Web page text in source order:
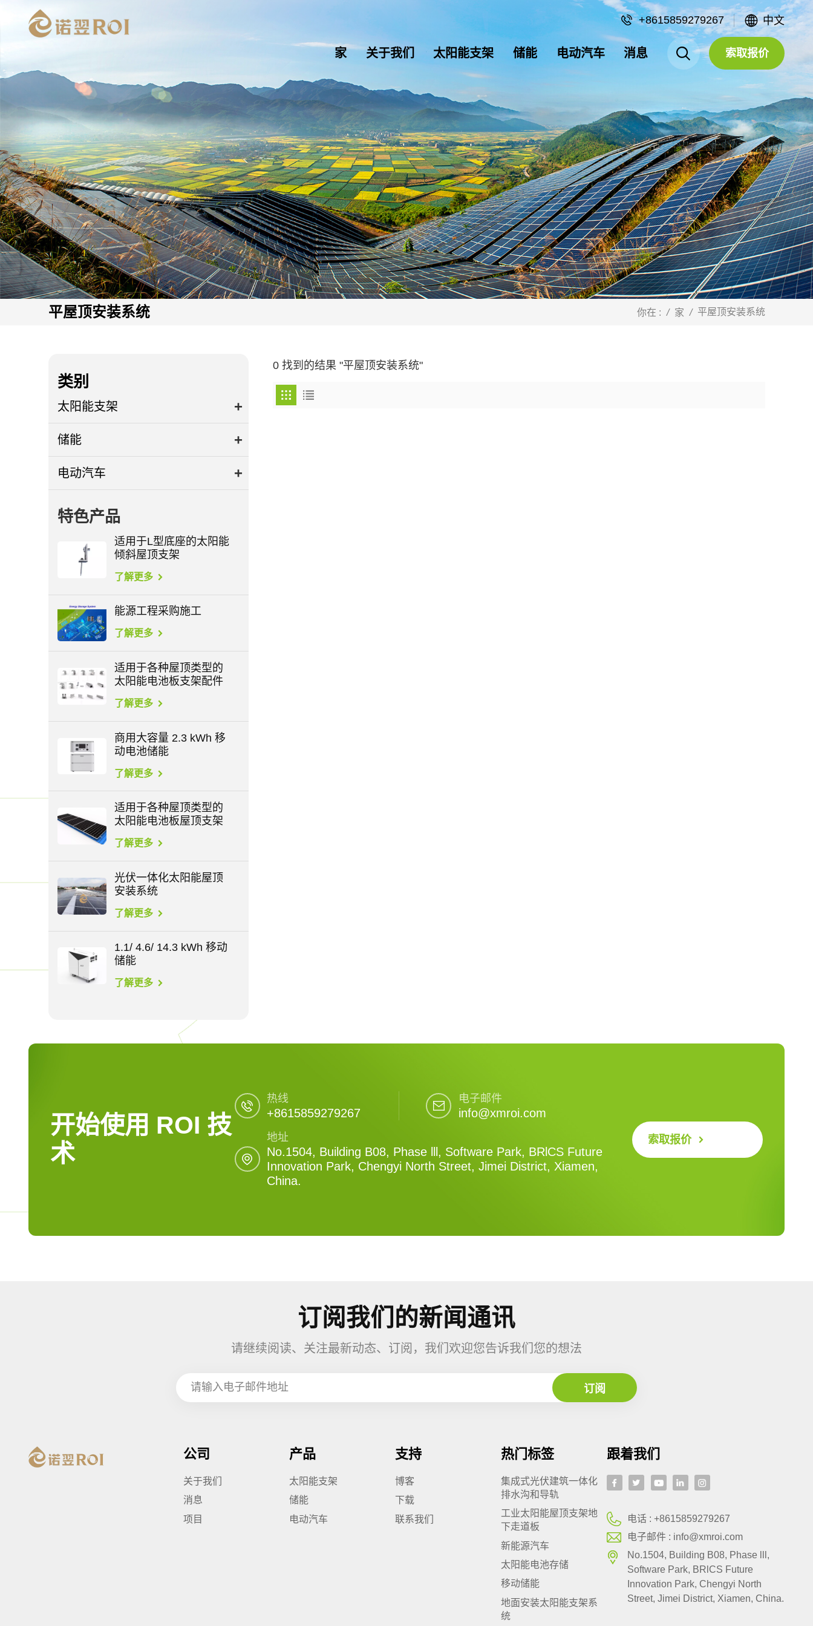
+8615859279267 中文
家 关于我们 太阳能支架 储能 电动汽车 消息 索取报价
平屋顶安装系统 你在 : / 家 / 平屋顶安装系统
0 找到的结果 "平屋顶安装系统"
类别
太阳能支架
储能
电动汽车
特色产品
适用于L型底座的太阳能
倾斜屋顶支架
了解更多
能源工程采购施工
了解更多
适用于各种屋顶类型的
太阳能电池板支架配件
了解更多
商用大容量 2.3 kWh 移
动电池储能
了解更多
适用于各种屋顶类型的
太阳能电池板屋顶支架
了解更多
光伏一体化太阳能屋顶
安装系统
了解更多
1.1/ 4.6/ 14.3 kWh 移动
储能
了解更多
开始使用 ROI 技
术
热线
+8615859279267
电子邮件
info@xmroi.com
地址
No.1504, Building B08, Phase lll, Software Park, BRlCS Future
Innovation Park, Chengyi North Street, Jimei District, Xiamen,
China.
索取报价
订阅我们的新闻通讯
请继续阅读、关注最新动态、订阅，我们欢迎您告诉我们您的想法
公司
关于我们
消息
项目
产品
太阳能支架
储能
电动汽车
支持
博客
下载
联系我们
热门标签
集成式光伏建筑一体化
排水沟和导轨
工业太阳能屋顶支架地
下走道板
新能源汽车
太阳能电池存储
移动储能
地面安装太阳能支架系
统
跟着我们
电话 :+8615859279267
电子邮件 : info@xmroi.com
No.1504, Building B08, Phase lll,
Software Park, BRlCS Future
Innovation Park, Chengyi North
Street, Jimei District, Xiamen, China.